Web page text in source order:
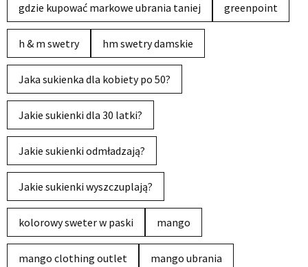
gdzie kupować markowe ubrania taniej greenpoint
h & m swetry hm swetry damskie
Jaka sukienka dla kobiety po 50?
Jakie sukienki dla 30 latki?
Jakie sukienki odmładzają?
Jakie sukienki wyszczuplają?
kolorowy sweter w paski mango
mango clothing outlet mango ubrania